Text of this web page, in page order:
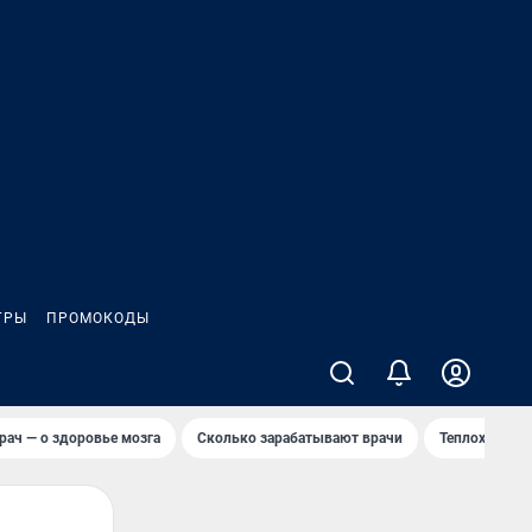
ПРОМОКОДЫ
— о здоровье мозга Сколько зарабатывают врачи Теплоход